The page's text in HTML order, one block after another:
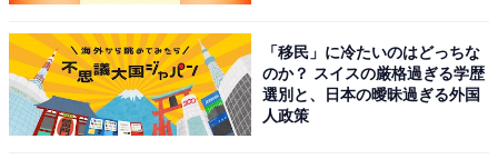
▼排水口掃除に隙間掃除シリーズ「ポイントブラシ」
ブラシ部分の直径が小さく、長さがあるので、小さい穴
「移民」に冷たいのはどっちな
のか？ スイスの厳格過ぎる学歴
選別と、日本の曖昧過ぎる外国
人政策